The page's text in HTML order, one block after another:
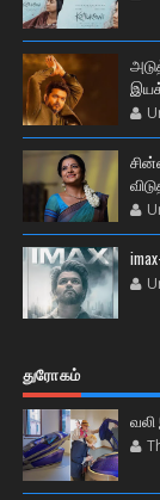
துரோகம்